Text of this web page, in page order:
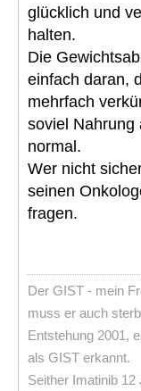
glücklich und
halten.
Die
einfach daran,
mehrfach
soviel Nahrung
normal.
Wer nicht
seinen
fragen.
Der GIST - mein
muss er auch
Entstehung 2001,
als GIST erkannt.
Seither Imatinib